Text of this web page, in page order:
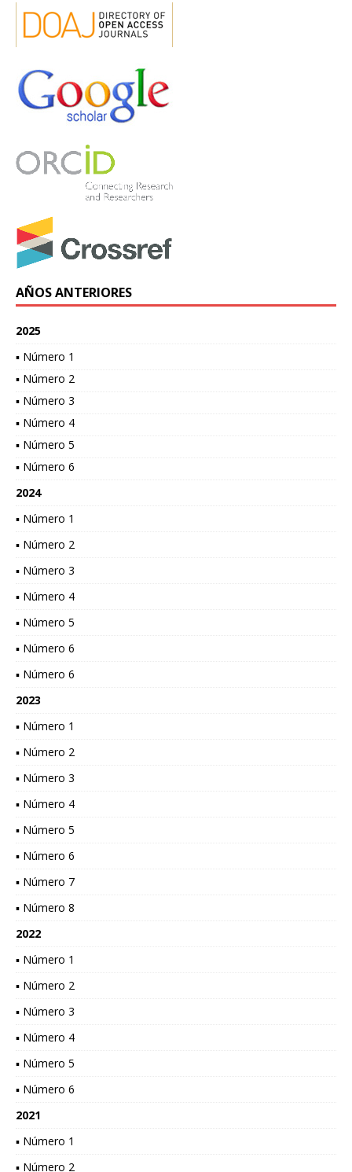
AÑOS ANTERIORES
2025
▪ Número 1
▪ Número 2
▪ Número 3
▪ Número 4
▪ Número 5
▪ Número 6
2024
▪ Número 1
▪ Número 2
▪ Número 3
▪ Número 4
▪ Número 5
▪ Número 6
▪ Número 6
2023
▪ Número 1
▪ Número 2
▪ Número 3
▪ Número 4
▪ Número 5
▪ Número 6
▪ Número 7
▪ Número 8
2022
▪ Número 1
▪ Número 2
▪ Número 3
▪ Número 4
▪ Número 5
▪ Número 6
2021
▪ Número 1
▪ Número 2